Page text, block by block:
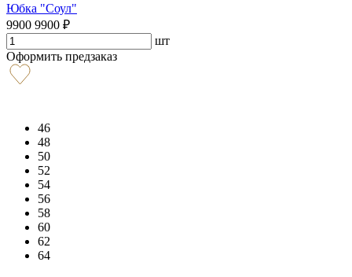
Юбка "Соул"
9900 9900 ₽
шт
Оформить предзаказ
46
48
50
52
54
56
58
60
62
64